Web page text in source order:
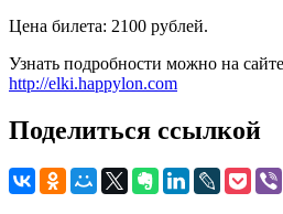
Цена билета: 2100 рублей.
Узнать подробности можно на
http://elki.happylon.com
Поделиться ссылкой